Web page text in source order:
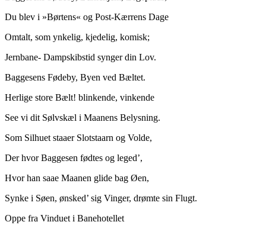
Du blev i »Børtens« og Post-Kærrens Dage
Omtalt, som ynkelig, kjedelig, komisk;
Jernbane- Dampskibstid syngerdin Lov.
Baggesens Fødeby, Byen ved Bæltet.
Herlige store Bælt! blinkende, vinkende
See vi dit Sølvskæl i Maanens Belysning.
Som Silhuet staaer Slotstaarn og Volde,
Der hvorBaggesen fødtes og leged’,
Hvor han saae Maanen glide bag Øen,
Synke i Søen, ønsked’ sig Vinger, drømte sin Flugt.
Oppe fra Vinduet i Banehotellet